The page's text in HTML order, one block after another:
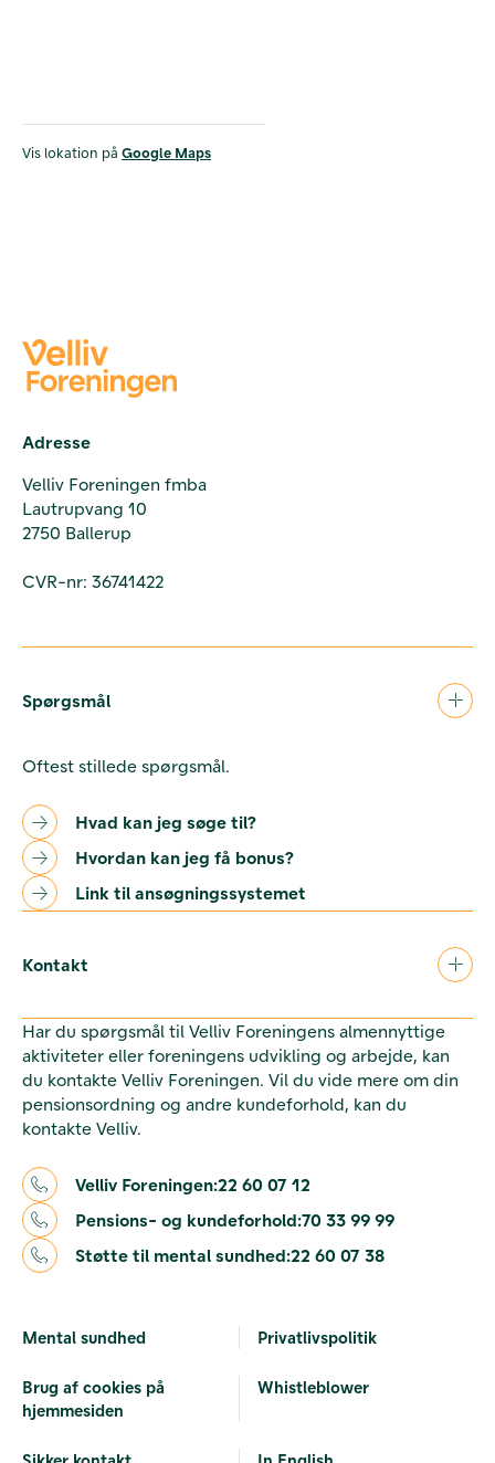
Vis lokation på Google Maps
Adresse
Velliv Foreningen fmba
Lautrupvang 10
2750 Ballerup
CVR-nr: 36741422
Spørgsmål
Oftest stillede spørgsmål.
Hvad kan jeg søge til?
Hvordan kan jeg få bonus?
Link til ansøgningssystemet
Kontakt
Har du spørgsmål til Velliv Foreningens almennyttige
aktiviteter eller foreningens udvikling og arbejde, kan
du kontakte Velliv Foreningen. Vil du vide mere om din
pensionsordning og andre kundeforhold, kan du
kontakte Velliv.
Velliv Foreningen:22 60 07 12
Pensions- og kundeforhold:70 33 99 99
Støtte til mental sundhed:22 60 07 38
Mental sundhed Privatlivspolitik
Brug af cookies på
hjemmesiden
Whistleblower